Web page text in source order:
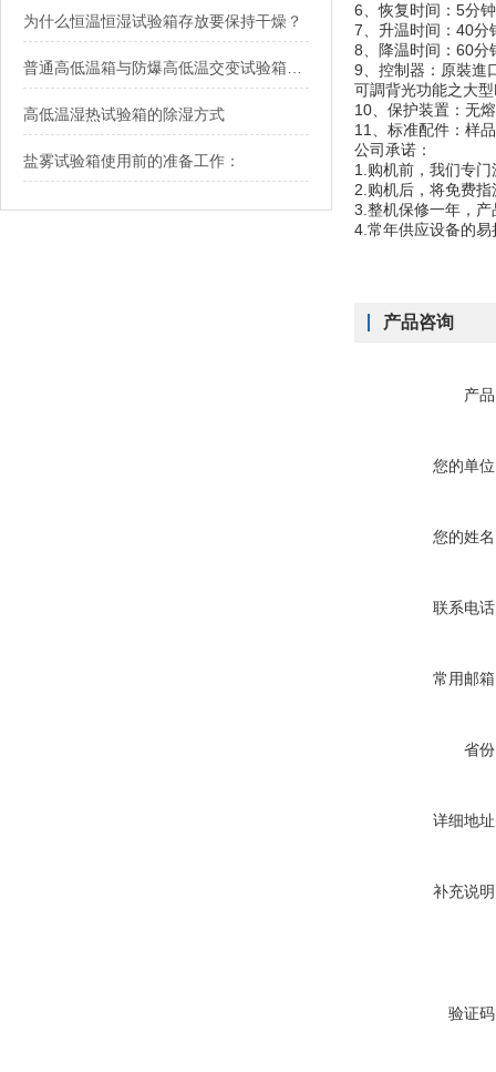
为什么恒温恒湿试验箱存放要保持干燥？
高低温湿热试验箱的除湿方式
盐雾试验箱使用前的准备工作：
6、恢复时间：5分钟
7、升温时间：40分
8、降温时间：60分
9、控制器：原裝進
可調背光功能之大
10、保护装置：无
11、标准配件：样
公司承诺：
1.购机前，我们专
2.购机后，将免费
3.整机保修一年，产
4.常年供应设备的
产品咨询
产
您的单
您的姓
联系电
常用邮
省
详细地
补充说
验证